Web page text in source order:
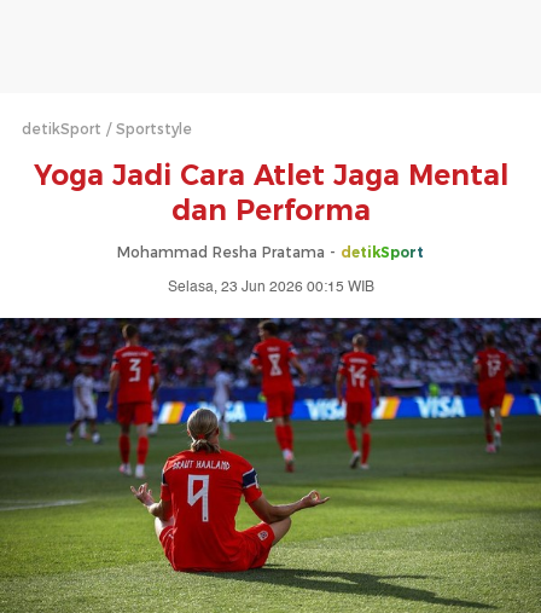
detikSport Sportstyle
Yoga Jadi Cara Atlet Jaga Mental
dan Performa
Mohammad Resha Pratama - detikSport
Selasa, 23 Jun 2026 00:15 WIB